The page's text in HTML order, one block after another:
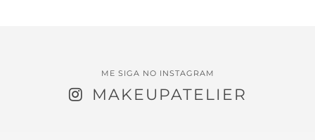
ME SIGA NO INSTAGRAM
MAKEUPATELIER